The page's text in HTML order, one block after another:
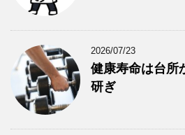
2026/07/23
健康寿命は台所
研ぎ